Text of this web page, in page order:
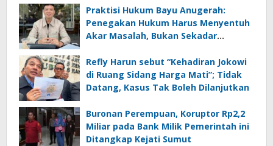
Praktisi Hukum Bayu Anugerah:
Penegakan Hukum Harus Menyentuh
Akar Masalah, Bukan Sekadar
Refly Harun sebut “Kehadiran Jokowi
di Ruang Sidang Harga Mati”; Tidak
Datang, Kasus Tak Boleh Dilanjutkan
Buronan Perempuan, Koruptor Rp2,2
Miliar pada Bank Milik Pemerintah ini
Ditangkap Kejati Sumut